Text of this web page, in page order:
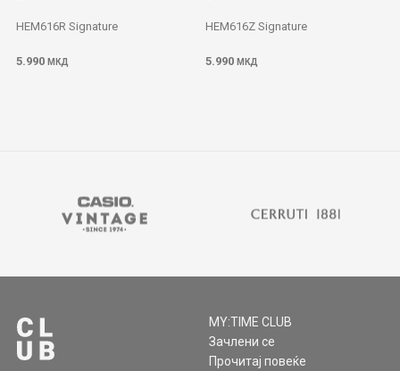
HEM616R Signature
5.990 МКД
HEM616Z Signature
5.990 МКД
MY:TIME CLUB
Зачлени се
Прочитај повеќе